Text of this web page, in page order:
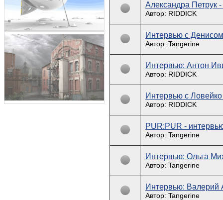
Александра Петрук
Автор: RIDDICK
Интервью с
Автор: Tangerine
Интервью: Антон
Автор: RIDDICK
Интервью с
Автор: RIDDICK
PUR:PUR -
Автор: Tangerine
Интервью: Ольга
Автор: Tangerine
Интервью: Валерий
Автор: Tangerine